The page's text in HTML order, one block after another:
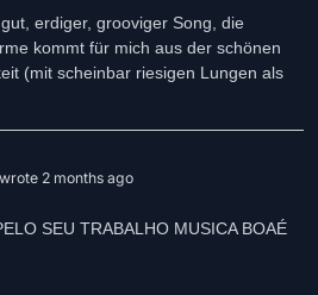
erdiger, grooviger Song, die
kommt für mich aus der schönen
(mit scheinbar riesigen Lungen als
wrote 2 months ago
SEU TRABALHO MUSICA BOAÉ